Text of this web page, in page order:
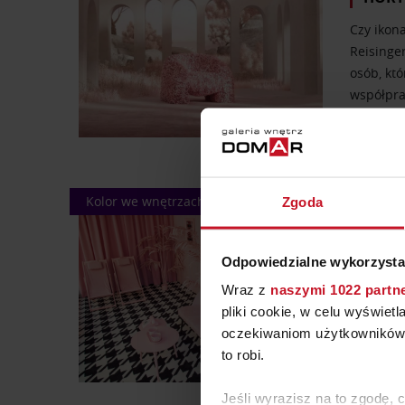
Zgoda
Odpowiedzialne
Wraz z naszymi 1022
pliki cookie, w celu
oczekiwaniom
to robi.
Jeśli wyrazisz na to zgodę,
Czy
osób,
Kolor we wnętrzach
W
kolor,
ciepła i
swój…